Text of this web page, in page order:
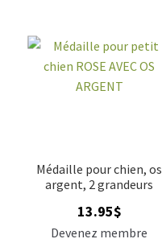
Médaille pour chien, os
argent, 2 grandeurs
13.95$
Devenez membre